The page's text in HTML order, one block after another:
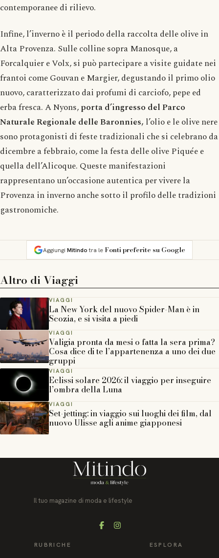
contemporanee di rilievo.
Infine, l’inverno è il periodo della raccolta delle olive in
Alta Provenza. Sulle colline sopra Manosque, a
Forcalquier e Volx, si può partecipare a visite guidate nei
frantoi come Gouvan e Margier, degustando il primo olio
nuovo, caratterizzato dai profumi di carciofo, pepe ed
erba fresca. A Nyons,porta d’ingresso del Parco
Naturale Regionale delle Baronnies, l’olio e le olive nere
sono protagonisti di feste tradizionali che si celebrano da
dicembre a febbraio, come la festa delle olive Piquée e
quella dell’Alicoque. Queste manifestazioni
rappresentano un’occasione autentica per vivere la
Provenza in inverno anche sotto il profilo delle tradizioni
gastronomiche.
Aggiungi Mitindotra le Fonti preferite su Google
Altro di Viaggi
VIAGGI
La New York del nuovo Spider-Man è in
Scozia, e si visita a piedi
VIAGGI
Valigia pronta da mesi o fatta la sera prima?
Cosa dice di te l’appartenenza a uno dei due
gruppi
VIAGGI
Eclissi solare 2026: il viaggio per inseguire
l’ombra della Luna
VIAGGI
Set-jetting: in viaggio sui luoghi dei film, dal
nuovo Ulisse agli anime giapponesi
Il tuo magazine di moda e lifestyle
FacebookInstagram
RUBRICHE ESPLORA